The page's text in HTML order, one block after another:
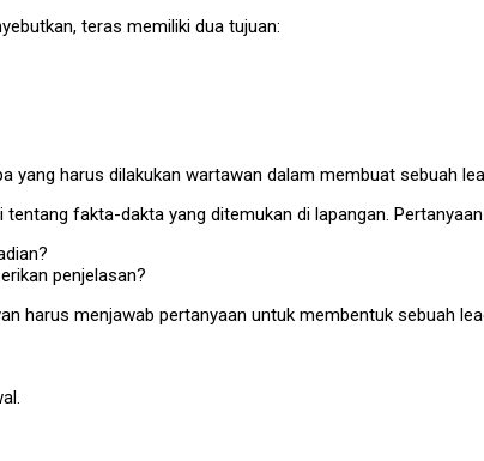
teras memiliki dua tujuan:
yang harus dilakukan wartawan dalam membuat sebuah
fakta-dakta yang ditemukan di lapangan.
penjelasan?
harus menjawab pertanyaan untuk membentuk sebuah